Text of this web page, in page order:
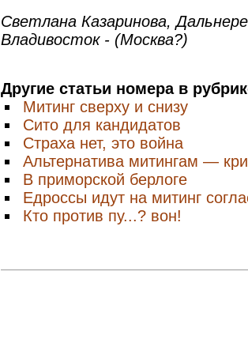
Светлана Казаринова,
Владивосток - (Москва?)
Другие статьи номера в
Митинг сверху и снизу
Сито для кандидатов
Страха нет, это война
Альтернатива митингам —
В приморской берлоге
Едроссы идут на митинг
Кто против пу...? вон!